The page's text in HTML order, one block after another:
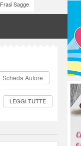
Frasi Sagge
Scheda Autore
LEGGI TUTTE